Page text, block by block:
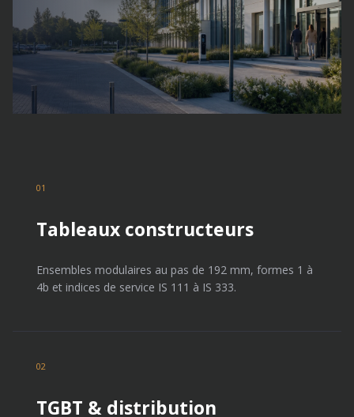
01
Tableaux constructeurs
Ensembles modulaires au pas de 192 mm, formes 1 à
4b et indices de service IS 111 à IS 333.
02
TGBT & distribution